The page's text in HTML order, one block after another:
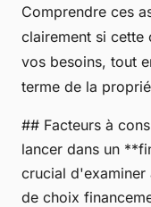
Comprendre ces
clairement si cette
vos besoins, tout
terme de la
## Facteurs à
lancer dans un
crucial d'examiner
de choix